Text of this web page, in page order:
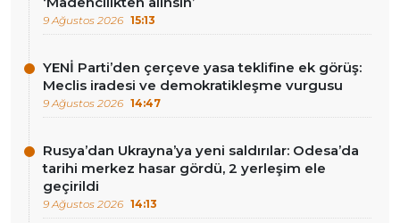
9 Ağustos 2026 15:13
YENİ Parti’den çerçeve yasa teklifine ek görüş:
Meclis iradesi ve demokratikleşme vurgusu
9 Ağustos 2026 14:47
Rusya’dan Ukrayna’ya yeni saldırılar: Odesa’da
tarihi merkez hasar gördü, 2 yerleşim ele
geçirildi
9 Ağustos 2026 14:13